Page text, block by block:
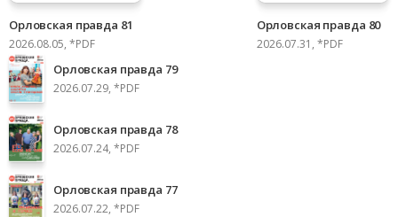
Орловская правда 81
2026.08.05, *PDF
Орловская правда 80
2026.07.31, *PDF
Орловская правда 79
2026.07.29, *PDF
Орловская правда 78
2026.07.24, *PDF
Орловская правда 77
2026.07.22, *PDF